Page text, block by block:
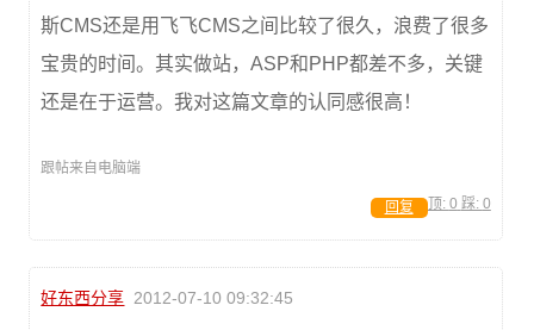
斯CMS还是用飞飞CMS之间比较了很久，浪费了很多
宝贵的时间。其实做站，ASP和PHP都差不多，关键
还是在于运营。我对这篇文章的认同感很高！
跟帖来自电脑端
顶: 0 踩: 0
回复
好东西分享 2012-07-10 09:32:45